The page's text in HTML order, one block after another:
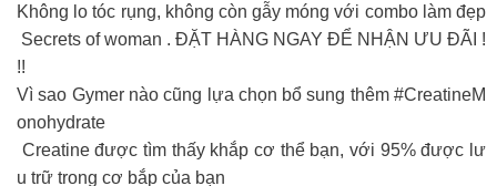
Không lo tóc rụng, không còn gẫy móng với combo làm đẹp
Secrets of woman . ĐẶT HÀNG NGAY ĐỂ NHẬN ƯU ĐÃI !
!!
Vì sao Gymer nào cũng lựa chọn bổ sung thêm #CreatineM
onohydrate
Creatine được tìm thấy khắp cơ thể bạn, với 95% được lư
u trữ trong cơ bắp của bạn